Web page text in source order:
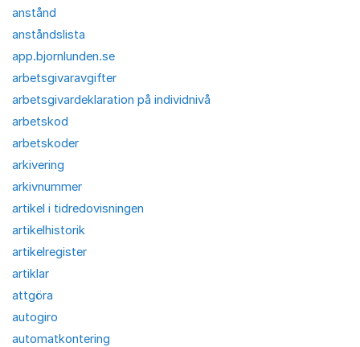
anstånd
anståndslista
app.bjornlunden.se
arbetsgivaravgifter
arbetsgivardeklaration på individnivå
arbetskod
arbetskoder
arkivering
arkivnummer
artikel i tidredovisningen
artikelhistorik
artikelregister
artiklar
attgöra
autogiro
automatkontering